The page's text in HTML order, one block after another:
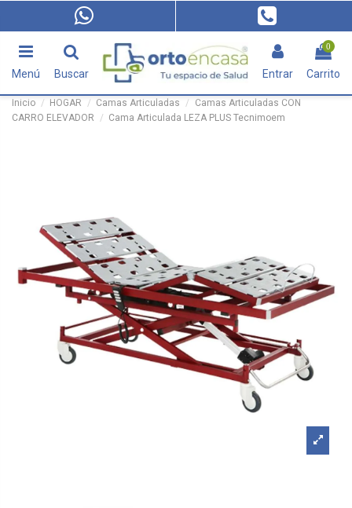
Menú Buscar Entrar
0
Carrito
Inicio HOGAR Camas Articuladas
Camas Articuladas CON
CARRO ELEVADOR
Cama Articulada LEZA PLUS Tecnimoem